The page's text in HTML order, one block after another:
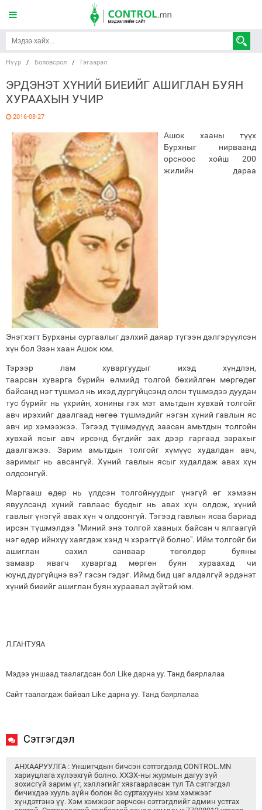
Нүүр / Боловсрол / Гэгээрэл
ЭРДЭНЭТ ХҮНИЙ БИЕИЙГ АШИГЛАН БУЯН
ХУРААХЫН УЧИР
2016-08-27
Ашок хааны түүх
Бурхныг нирваанд
орсноос хойш 200
жилийн дараа
Энэтхэгт Бурханы сургаалыг дэлхий даяар түгээн дэлгэрүүлсэн
хүн бол Эзэн хаан Ашок юм.
Тэрээр лам хуваргуудыг ихэд хүндлэн,
таарсан хуварга бүрийн өлмийд толгой бөхийлгөн мөргөдөг
байсанд нэг түшмэл нь ихэд дургүйцсэнд олон түшмэдээ дуудан
тус бүрийг нь үхрийн, хонины гэх мэт амьтдын хувхай толгойг
авч ирэхийг даалгаад нөгөө түшмэдийг нэгэн хүний гавлын яс
авч ир хэмээжээ. Тэгээд түшмэдүүд заасан амьтдын толгойн
хувхай ясыг авч ирсэнд бүгдийг зах дээр гаргаад зарахыг
даалгажээ. Зарим амьтдын толгойг хүмүүс худалдан авч,
заримыг нь авсангүй. Хүний гавлын ясыг худалдаж авах хүн
олдсонгүй.
Маргааш өдөр нь үлдсэн толгойнуудыг үнэгүй өг хэмээн
явуулсанд хүний гавлаас бусдыг нь авах хүн олдож, хүний
гавлыг үнэгүй авах хүн ч олдсонгүй. Тэгээд гавлын ясаа бариад
ирсэн түшмэлдээ "Миний энэ толгой хааных байсан ч ялгаагүй
нэг өдөр ийнхүү хаягдажхэнд ч хэрэггүй болно". Ийм толгойгби
ашиглан сахил санваар төгөлдөр буяны
замаар явагч хуваргад мөргөн буян хураахад чи
юунд дургүйцнэ вэ? гэсэн гэдэг. Иймд бид цаг алдалгүй эрдэнэт
хүний биеийг ашиглан буян хураавал зүйтэй юм.
Л.ГАНТУЯА
Мэдээ уншаад таалагдсан бол Like дарна уу. Танд баярлалаа
Сайт таалагдаж байвал Like дарна уу. Танд баярлалаа
Сэтгэгдэл
АНХААРУУЛГА : Уншигчдын бичсэн сэтгэгдэлд CONTROL.MN
хариуцлага хүлээхгүй болно. ХХЗХ-ны журмын дагуу зүй
зохисгүй зарим үг, хэллэгийг хязгаарласан тул ТА сэтгэгдэл
бичихдээ хууль зүйн болон ёс суртахууны хэм хэмжээг
хүндэтгэнэ үү. Хэм хэмжээг зөрчсөн сэтгэгдлийг админ устгах